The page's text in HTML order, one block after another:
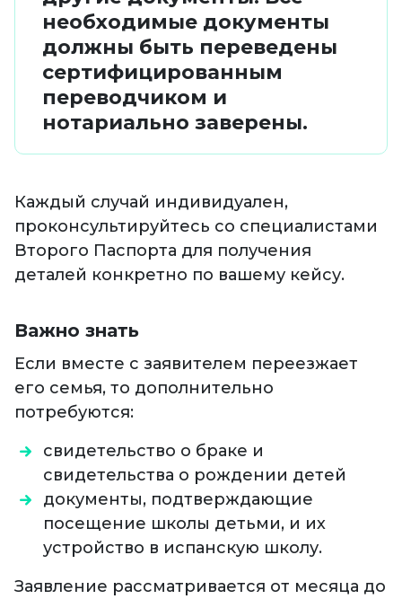
необходимые документы
должны быть переведены
сертифицированным
переводчиком и
нотариально заверены.
Каждый случай индивидуален,
проконсультируйтесь со специалистами
Второго Паспорта для получения
деталей конкретно по вашему кейсу.
Важно знать
Если вместе с заявителем переезжает
его семья, то дополнительно
потребуются:
свидетельство о браке и
свидетельства о рождении детей
документы, подтверждающие
посещение школы детьми, и их
устройство в испанскую школу.
Заявление рассматривается от месяца до